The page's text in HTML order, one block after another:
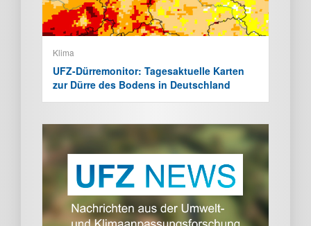
Klima
UFZ-Dürremonitor: Tagesaktuelle Karten
zur Dürre des Bodens in Deutschland